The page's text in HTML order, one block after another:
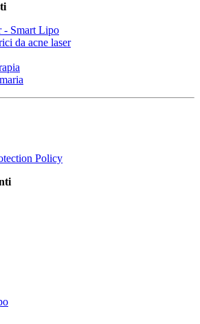
- Smart Lipo
da acne laser
Policy